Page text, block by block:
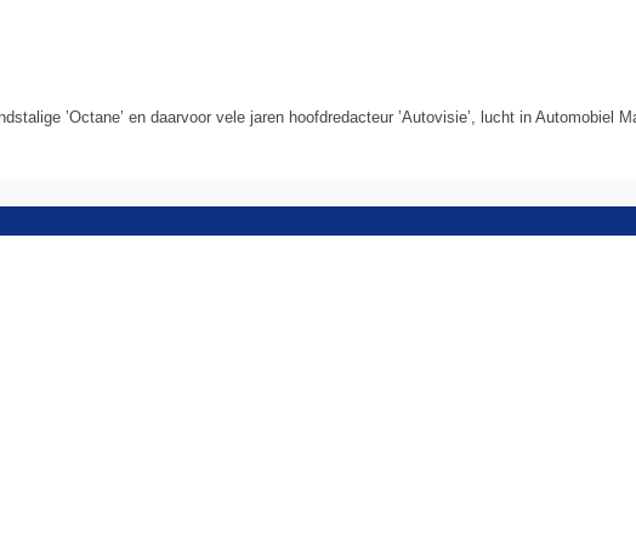
’Octane’ en daarvoor vele jaren hoofdredacteur ’Autovisie’, lucht in Automobiel